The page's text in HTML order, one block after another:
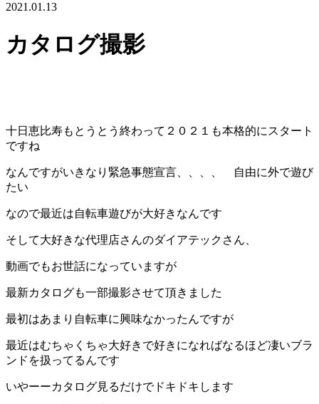
2021.01.13
カタログ撮影
十日恵比寿もとうとう終わって２０２１も本格的にスタート
ですね
なんですがいきなり緊急事態宣言、、、、 自由に外で遊び
たい
なので最近は自転車遊びが大好きなんです
そして大好きな代理店さんのダイアテックさん、
動画でもお世話になっていますが
最新カタログも一部撮影させて頂きました
最初はあまり自転車に興味なかったんですが
最近はむちゃくちゃ大好きで好きになればなるほど凄いブラ
ンドを扱ってるんです
いやーーカタログ見るだけでドキドキします